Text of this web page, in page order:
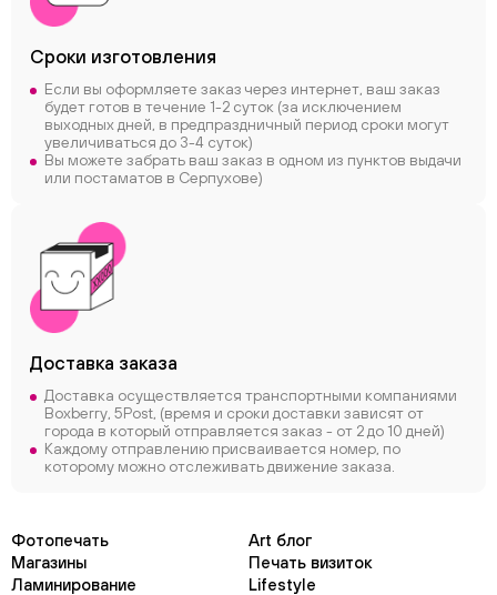
Сроки изготовления
Если вы оформляете заказ через интернет, ваш заказ
будет готов в течение 1-2 суток (за исключением
выходных дней, в предпраздничный период сроки могут
увеличиваться до 3-4 суток)
Вы можете забрать ваш заказ в одном из пунктов выдачи
или постаматов в Серпухове)
Доставка заказа
Доставка осуществляется транспортными компаниями
Boxberry, 5Post, (время и сроки доставки зависят от
города в который отправляется заказ - от 2 до 10 дней)
Каждому отправлению присваивается номер, по
которому можно отслеживать движение заказа.
Фотопечать
Art блог
Магазины
Печать визиток
Ламинирование
Lifestyle